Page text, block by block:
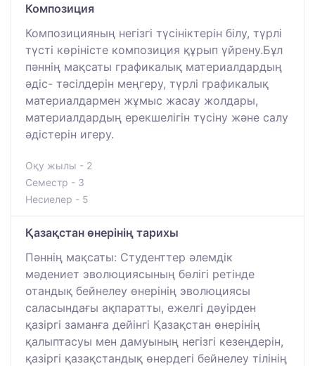
Композиция
Композицияның негізгі түсініктерін білу, түрлі
түсті көріністе композиция құрып үйрену.Бұл
пәннің мақсаты графикалық материалдардың
әдіс- тәсілдерін меңгеру, түрлі графикалық
материалдармен жұмыс жасау жолдары,
материалдардың ерекшелігін түсіну және салу
әдістерін игеру.
Оқу жылы - 2
Семестр - 3
Несиелер - 5
Қазақстан өнерінің тарихы
Пәннің мақсаты: Студенттер әлемдік
мәдениет эволюциясының бөлігі ретінде
отандық бейнелеу өнерінің эволюциясы
саласындағы ақпаратты, ежелгі дәуірден
қазіргі заманға дейінгі Қазақстан өнерінің
қалыптасуы мен дамуының негізгі кезеңдерін,
қазіргі қазақстандық өнердегі бейнелеу тілінің